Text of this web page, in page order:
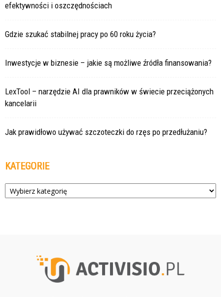
efektywności i oszczędnościach
Gdzie szukać stabilnej pracy po 60 roku życia?
Inwestycje w biznesie – jakie są możliwe źródła finansowania?
LexTool – narzędzie AI dla prawników w świecie przeciążonych
kancelarii
Jak prawidłowo używać szczoteczki do rzęs po przedłużaniu?
KATEGORIE
Kategorie